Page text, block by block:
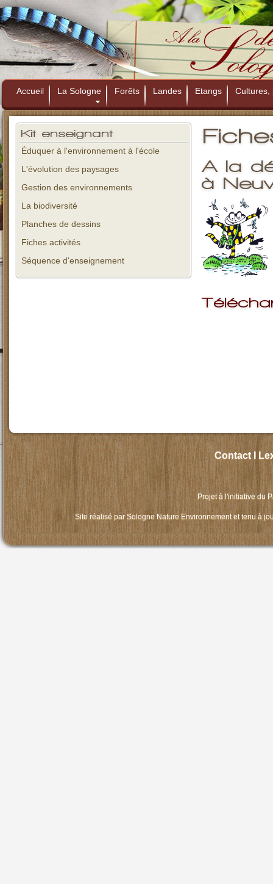
Accueil La Sologne Forêts Landes Etangs Cultures,
A la
à
Kit enseignant
Éduquer à l'environnement à l'école
L'évolution des paysages
Gestion des environnements
La biodiversité
Planches de dessins
Fiches activités
Séquence d'enseignement
Contact
Projet à l'initiative du
Site réalisé parSologne Nature Environnementet tenu à